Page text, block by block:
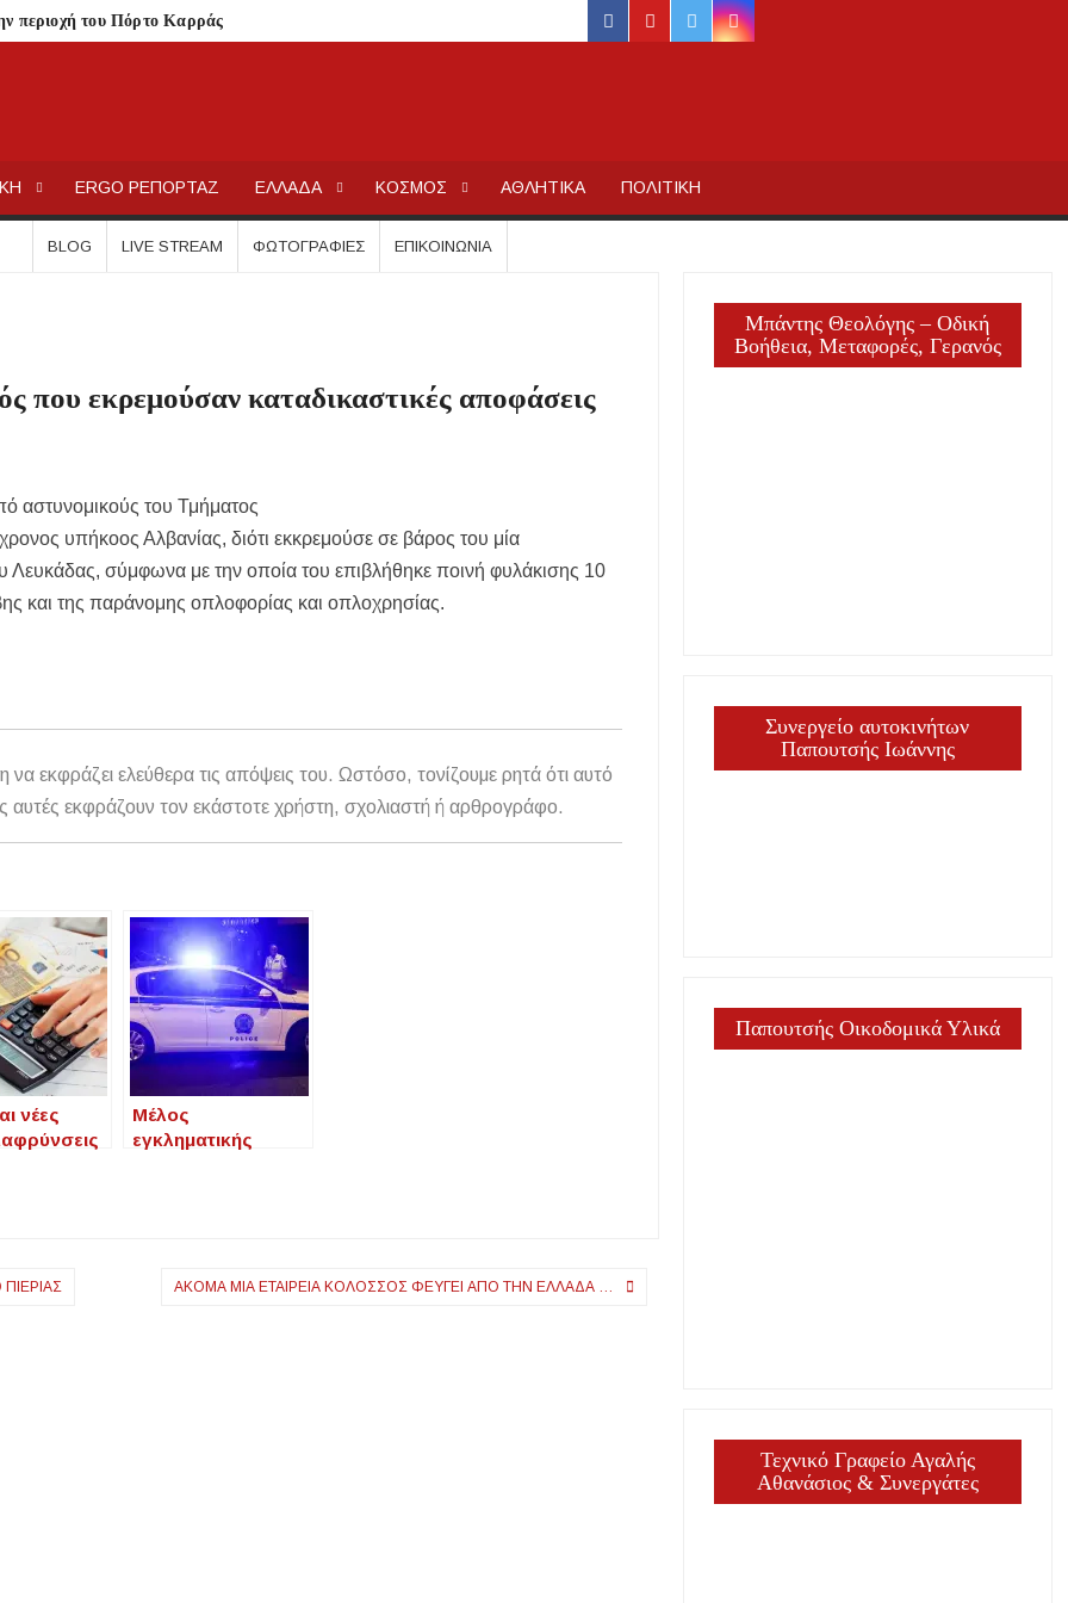
περιοχή του Πόρτο Καρράς
– Πολύωρη αναμονή και απώλειες στις κρατήσεις
στις εκκλησίες
στην εβδομάδα
– Στους 43.000 οι συνολικοί ωφελούμενοι
των ιερών ακολουθιών
σήμερα αίτηση ανά ΑΦΜ
€
στον Πολύγυρο – Ένα σημαντικό βήμα για την πλήρη επαναλειτουργία
Βασίλειο και Αυστραλία
facebook
youtubetwitterinstagram
ERGO ΡΕΠΟΡΤΑΖ ΕΛΛΑΔΑ ΚΟΣΜΟΣ ΑΘΛΗΤΙΚΑ ΠΟΛΙΤΙΚΗ
BLOG LIVE STREAM ΦΩΤΟΓΡΑΦΊΕΣ ΕΠΙΚΟΙΝΩΝΊΑ
που εκρεμούσαν καταδικαστικές αποφάσεις
αστυνομικούς του Τμήματος
υπήκοος Αλβανίας, διότι εκκρεμούσε σε βάρος του μία
Λευκάδας, σύμφωνα με την οποία του επιβλήθηκε ποινή φυλάκισης 10
και της παράνομης οπλοφορίας και οπλοχρησίας.
εκφράζει ελεύθερα τις απόψεις του. Ωστόσο, τονίζουμε ρητά ότι αυτό
αυτές εκφράζουν τον εκάστοτε χρήστη, σχολιαστή ή αρθρογράφο.
νέες
Μέλος
εγκληματικής
ΑΚΌΜΑ ΜΊΑ ΕΤΑΙΡΕΊΑ ΚΟΛΟΣΣΌΣ ΦΕΎΓΕΙ ΑΠΌ ΤΗΝ ΕΛΛΆΔΑ …
Μπάντης Θεολόγης – Οδική
Βοήθεια, Μεταφορές, Γερανός
Συνεργείο αυτοκινήτων
Παπουτσής Ιωάννης
Παπουτσής Οικοδομικά Υλικά
Τεχνικό Γραφείο Αγαλής
Αθανάσιος & Συνεργάτες